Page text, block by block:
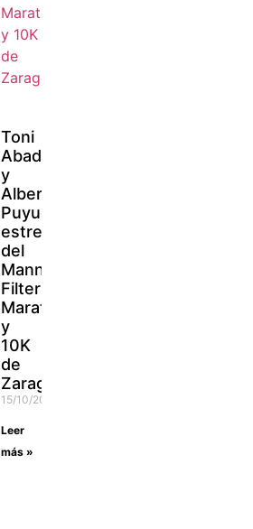
Toni
Abadía
y
Alberto
Puyuelo,
estrellas
del
Mann-
Filter
Maratón
y
10K
de
Zaragoza
15/10/2021
Leer
más »